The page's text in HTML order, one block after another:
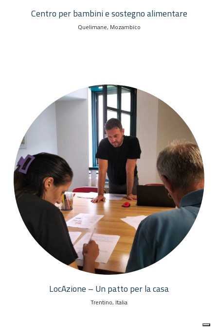
Centro per bambini e sostegno alimentare
Quelimane, Mozambico
LocAzione – Un patto per la casa
Trentino, Italia